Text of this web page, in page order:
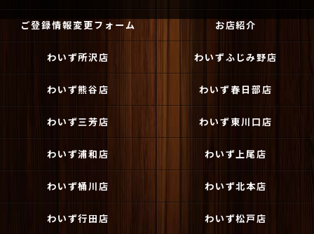
ご登録情報変更フォーム お店紹介
わいず所沢店 わいずふじみ野店
わいず熊谷店 わいず春日部店
わいず三芳店 わいず東川口店
わいず浦和店 わいず上尾店
わいず桶川店 わいず北本店
わいず行田店 わいず松戸店